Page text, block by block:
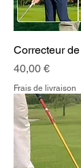
Correcteur
Prix
40,00 €
Frais de livraison